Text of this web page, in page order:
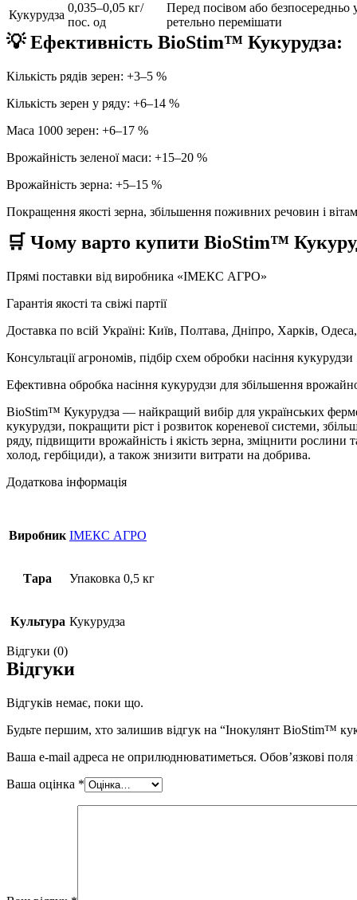
Кукурудза
0,035–0,05 кг/
пос. од
Перед посівом або безпосередньо
ретельно перемішати
💡 Ефективність BioStim™ Кукурудза:
Кількість рядів зерен: +3–5 %
Кількість зерен у ряду: +6–14 %
Маса 1000 зерен: +6–17 %
Врожайність зеленої маси: +15–20 %
Врожайність зерна: +5–15 %
Покращення якості зерна, збільшення поживних речовин і
🛒 Чому варто купити BioStim™
Прямі поставки від виробника «ІМЕКС АГРО»
Гарантія якості та свіжі партії
Доставка по всій Україні: Київ, Полтава, Дніпро, Харків,
Консультації агрономів, підбір схем обробки насіння кукурудзи
Ефективна обробка насіння кукурудзи для збільшення
BioStim™ Кукурудза — найкращий вибір для українських
кукурудзи, покращити ріст і розвиток кореневої системи,
ряду, підвищити врожайність і якість зерна, зміцнити рослини
холод, гербіциди), а також знизити витрати на добрива.
Додаткова інформація
Виробник ІМЕКС АГРО
Тара Упаковка 0,5 кг
Культура Кукурудза
Відгуки (0)
Відгуки
Відгуків немає, поки що.
Будьте першим, хто залишив відгук на “Інокулянт BioStim™
Ваша e-mail адреса не оприлюднюватиметься. Обов’язкові
Ваша оцінка *